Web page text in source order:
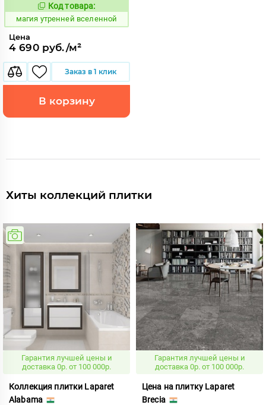
919888
Код товара:
магия утренней вселенной
Цена
4 690 руб./м²
Заказ в 1 клик
В корзину
Хиты коллекций плитки
Гарантия лучшей цены и
доставка 0р. от 100 000р.
Коллекция плитки Laparet
Alabama
Гарантия лучшей цены и
доставка 0р. от 100 000р.
Цена на плитку Laparet
Brecia